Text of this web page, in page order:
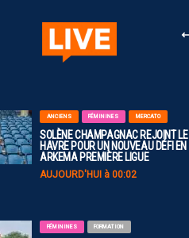
CLUB
ANCIENS FÉMININES MERCATO
SOLÈNE CHAMPAGNAC REJOINT LE
HAVRE POUR UN NOUVEAU DÉFI EN
ARKEMA PREMIÈRE LIGUE
AUJOURD'HUI à 00:02
FÉMININES FORMATION